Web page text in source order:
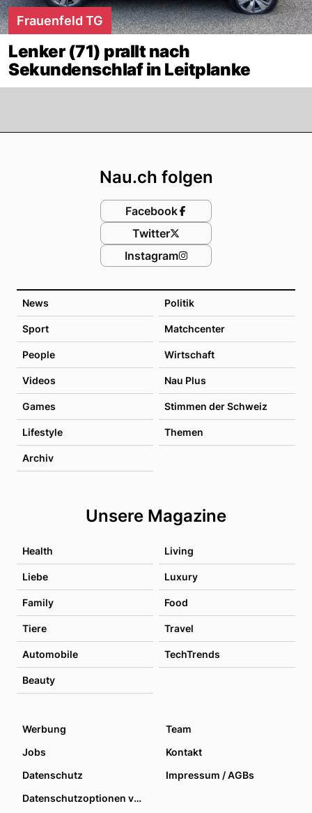
Frauenfeld TG
Lenker (71) prallt nach
Sekundenschlaf in Leitplanke
News Politik
Sport Matchcenter
People Wirtschaft
Videos Nau Plus
Games Stimmen der Schweiz
Lifestyle Themen
Archiv
Unsere Magazine
Health Living
Liebe Luxury
Family Food
Tiere Travel
Automobile TechTrends
Beauty
Nau.ch folgen
Facebook
Twitter
Instagram
Werbung
Team
Jobs
Kontakt
Datenschutz
Impressum / AGBs
Datenschutzoptionen verwalten